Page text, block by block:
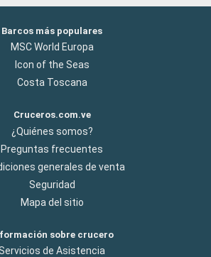
Barcos más populares
MSC World Europa
Icon of the Seas
Costa Toscana
Cruceros.com.ve
¿Quiénes somos?
Preguntas frecuentes
generales de venta
Seguridad
Mapa del sitio
sobre crucero
de Asistencia